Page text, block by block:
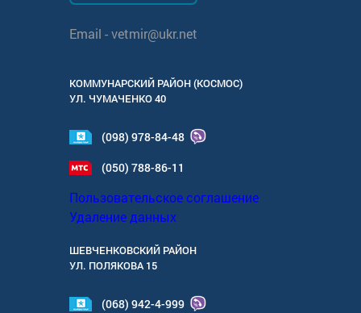
Email -vetmir@ukr.net
КОММУНАРСКИЙ РАЙОН (КОСМОС)
УЛ. ЧУМАЧЕНКО 40
(098) 978-84-48
(050) 788-86-11
Пользовательское соглашение
Удаление данных
ШЕВЧЕНКОВСКИЙ РАЙОН
УЛ. ПОЛЯКОВА 15
(068) 942-4-999